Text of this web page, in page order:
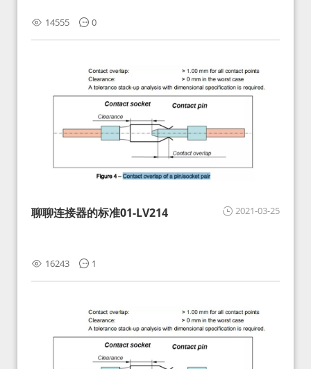
14555 0
2021-03-25
聊聊连接器的标准01-LV214
16243 1